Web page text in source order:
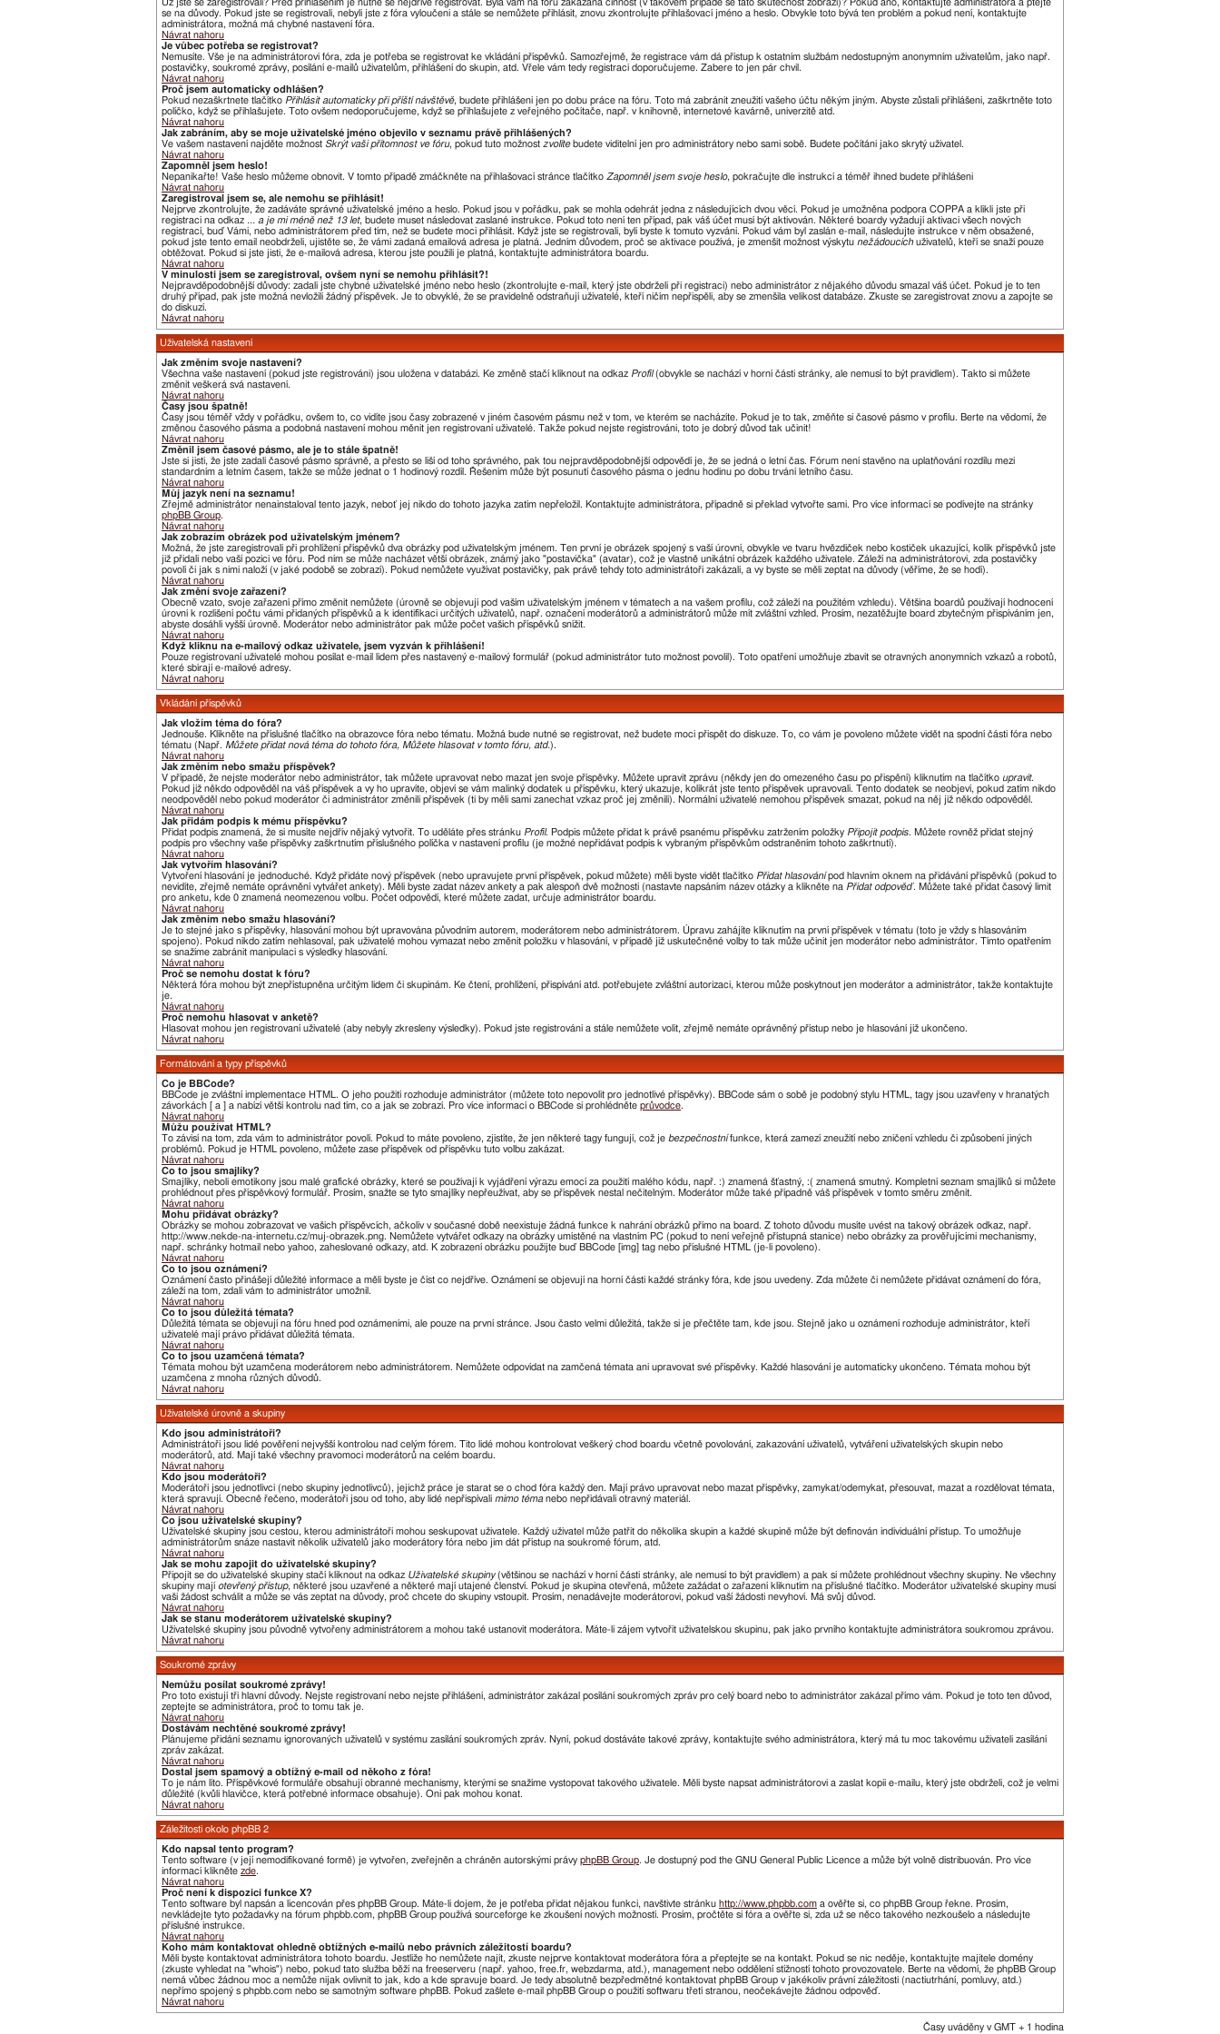
Už jste se zaregistrovali? Před přihlášením je nutné se nejdříve registrovat. Byla vám na fóru zakázána činnost (v takovém případě se tato skutečnost zobrazí)? Pokud ano, kontaktujte administrátora a ptejte
se na důvody. Pokud jste se registrovali, nebyli jste z fóra vyloučeni a stále se nemůžete přihlásit, znovu zkontrolujte přihlašovací jméno a heslo. Obvykle toto bývá ten problém a pokud není, kontaktujte
administrátora, možná má chybné nastavení fóra.
Návrat nahoru
Je vůbec potřeba se registrovat?
Nemusíte. Vše je na administrátorovi fóra, zda je potřeba se registrovat ke vkládání příspěvků. Samozřejmě, že registrace vám dá přístup k ostatním službám nedostupným anonymním uživatelům, jako např.
postavičky, soukromé zprávy, posílání e-mailů uživatelům, přihlášení do skupin, atd. Vřele vám tedy registraci doporučujeme. Zabere to jen pár chvil.
Návrat nahoru
Proč jsem automaticky odhlášen?
Pokud nezaškrtnete tlačítko Přihlásit automaticky při příští návštěvě, budete přihlášeni jen po dobu práce na fóru. Toto má zabránit zneužití vašeho účtu někým jiným. Abyste zůstali přihlášeni, zaškrtněte toto
políčko, když se přihlašujete. Toto ovšem nedoporučujeme, když se přihlašujete z veřejného počítače, např. v knihovně, internetové kavárně, univerzitě atd.
Návrat nahoru
Jak zabráním, aby se moje uživatelské jméno objevilo v seznamu právě přihlášených?
Ve vašem nastavení najděte možnost Skrýt vaši přítomnost ve fóru, pokud tuto možnost zvolítebudete viditelní jen pro administrátory nebo sami sobě. Budete počítáni jako skrytý uživatel.
Návrat nahoru
Zapomněl jsem heslo!
Nepanikařte! Vaše heslo můžeme obnovit. V tomto případě zmáčkněte na přihlašovací stránce tlačítko Zapomněl jsem svoje heslo, pokračujte dle instrukcí a téměř ihned budete přihlášeni
Návrat nahoru
Zaregistroval jsem se, ale nemohu se přihlásit!
Nejprve zkontrolujte, že zadáváte správné uživatelské jméno a heslo. Pokud jsou v pořádku, pak se mohla odehrát jedna z následujících dvou věcí. Pokud je umožněna podpora COPPA a klikli jste při
registraci na odkaz ... a je mi méně než 13 let, budete muset následovat zaslané instrukce. Pokud toto není ten případ, pak váš účet musí být aktivován. Některé boardy vyžadují aktivaci všech nových
registrací, buď Vámi, nebo administrátorem před tím, než se budete moci přihlásit. Když jste se registrovali, byli byste k tomuto vyzváni. Pokud vám byl zaslán e-mail, následujte instrukce v něm obsažené,
pokud jste tento email neobdrželi, ujistěte se, že vámi zadaná emailová adresa je platná. Jedním důvodem, proč se aktivace používá, je zmenšit možnost výskytu nežádoucíchuživatelů, kteří se snaží pouze
obtěžovat. Pokud si jste jisti, že e-mailová adresa, kterou jste použili je platná, kontaktujte administrátora boardu.
Návrat nahoru
V minulosti jsem se zaregistroval, ovšem nyní se nemohu přihlásit?!
Nejpravděpodobnější důvody: zadali jste chybné uživatelské jméno nebo heslo (zkontrolujte e-mail, který jste obdrželi při registraci) nebo administrátor z nějakého důvodu smazal váš účet. Pokud je to ten
druhý případ, pak jste možná nevložili žádný příspěvek. Je to obvyklé, že se pravidelně odstraňují uživatelé, kteří ničím nepřispěli, aby se zmenšila velikost databáze. Zkuste se zaregistrovat znovu a zapojte se
do diskuzí.
Návrat nahoru
Uživatelská nastavení
Jak změním svoje nastavení?
Všechna vaše nastavení (pokud jste registrováni) jsou uložena v databázi. Ke změně stačí kliknout na odkaz Profil(obvykle se nachází v horní části stránky, ale nemusí to být pravidlem). Takto si můžete
změnit veškerá svá nastavení.
Návrat nahoru
Časy jsou špatně!
Časy jsou téměř vždy v pořádku, ovšem to, co vidíte jsou časy zobrazené v jiném časovém pásmu než v tom, ve kterém se nacházíte. Pokud je to tak, změňte si časové pásmo v profilu. Berte na vědomí, že
změnou časového pásma a podobná nastavení mohou měnit jen registrovaní uživatelé. Takže pokud nejste registrováni, toto je dobrý důvod tak učinit!
Návrat nahoru
Změnil jsem časové pásmo, ale je to stále špatně!
Jste si jisti, že jste zadali časové pásmo správně, a přesto se liší od toho správného, pak tou nejpravděpodobnější odpovědí je, že se jedná o letní čas. Fórum není stavěno na uplatňování rozdílu mezi
standardním a letním časem, takže se může jednat o 1 hodinový rozdíl. Řešením může být posunutí časového pásma o jednu hodinu po dobu trvání letního času.
Návrat nahoru
Můj jazyk není na seznamu!
Zřejmě administrátor nenainstaloval tento jazyk, neboť jej nikdo do tohoto jazyka zatím nepřeložil. Kontaktujte administrátora, případně si překlad vytvořte sami. Pro více informací se podívejte na stránky
phpBB Group.
Návrat nahoru
Jak zobrazím obrázek pod uživatelským jménem?
Možná, že jste zaregistrovali při prohlížení příspěvků dva obrázky pod uživatelským jménem. Ten první je obrázek spojený s vaší úrovní, obvykle ve tvaru hvězdiček nebo kostiček ukazující, kolik příspěvků jste
již přidali nebo vaší pozici ve fóru. Pod ním se může nacházet větší obrázek, známý jako "postavička" (avatar), což je vlastně unikátní obrázek každého uživatele. Záleží na administrátorovi, zda postavičky
povolí či jak s nimi naloží (v jaké podobě se zobrazí). Pokud nemůžete využívat postavičky, pak právě tehdy toto administrátoři zakázali, a vy byste se měli zeptat na důvody (věříme, že se hodí).
Návrat nahoru
Jak změní svoje zařazení?
Obecně vzato, svoje zařazení přímo změnit nemůžete (úrovně se objevují pod vaším uživatelským jménem v tématech a na vašem profilu, což záleží na použitém vzhledu). Většina boardů používají hodnocení
úrovní k rozlišení počtu vámi přidaných příspěvků a k identifikaci určitých uživatelů, např. označení moderátorů a administrátorů může mít zvláštní vzhled. Prosím, nezatěžujte board zbytečným přispíváním jen,
abyste dosáhli vyšší úrovně. Moderátor nebo administrátor pak může počet vašich příspěvků snížit.
Návrat nahoru
Když kliknu na e-mailový odkaz uživatele, jsem vyzván k přihlášení!
Pouze registrovaní uživatelé mohou posílat e-mail lidem přes nastavený e-mailový formulář (pokud administrátor tuto možnost povolil). Toto opatření umožňuje zbavit se otravných anonymních vzkazů a robotů,
které sbírají e-mailové adresy.
Návrat nahoru
Vkládání příspěvků
Jak vložím téma do fóra?
Jednouše. Klikněte na příslušné tlačítko na obrazovce fóra nebo tématu. Možná bude nutné se registrovat, než budete moci přispět do diskuze. To, co vám je povoleno můžete vidět na spodní části fóra nebo
tématu (Např. Můžete přidat nová téma do tohoto fóra, Můžete hlasovat v tomto fóru, atd.).
Návrat nahoru
Jak změním nebo smažu příspěvek?
V případě, že nejste moderátor nebo administrátor, tak můžete upravovat nebo mazat jen svoje příspěvky. Můžete upravit zprávu (někdy jen do omezeného času po přispění) kliknutím na tlačítko upravit.
Pokud již někdo odpověděl na váš příspěvek a vy ho upravíte, objeví se vám malinký dodatek u příspěvku, který ukazuje, kolikrát jste tento příspěvek upravovali. Tento dodatek se neobjeví, pokud zatím nikdo
neodpověděl nebo pokud moderátor či administrátor změnili příspěvek (ti by měli sami zanechat vzkaz proč jej změnili). Normální uživatelé nemohou příspěvek smazat, pokud na něj již někdo odpověděl.
Návrat nahoru
Jak přidám podpis k mému příspěvku?
Přidat podpis znamená, že si musíte nejdřív nějaký vytvořit. To uděláte přes stránku Profil. Podpis můžete přidat k právě psanému příspěvku zatržením položky Připojit podpis. Můžete rovněž přidat stejný
podpis pro všechny vaše příspěvky zaškrtnutím příslušného políčka v nastavení profilu (je možné nepřidávat podpis k vybraným příspěvkům odstraněním tohoto zaškrtnutí).
Návrat nahoru
Jak vytvořím hlasování?
Vytvoření hlasování je jednoduché. Když přidáte nový příspěvek (nebo upravujete první příspěvek, pokud můžete) měli byste vidět tlačítko Přidat hlasovánípod hlavním oknem na přidávání příspěvků (pokud to
nevidíte, zřejmě nemáte oprávnění vytvářet ankety). Měli byste zadat název ankety a pak alespoň dvě možnosti (nastavte napsáním název otázky a klikněte na Přidat odpověď. Můžete také přidat časový limit
pro anketu, kde 0 znamená neomezenou volbu. Počet odpovědí, které můžete zadat, určuje administrátor boardu.
Návrat nahoru
Jak změním nebo smažu hlasování?
Je to stejné jako s příspěvky, hlasování mohou být upravována původním autorem, moderátorem nebo administrátorem. Úpravu zahájíte kliknutím na první příspěvek v tématu (toto je vždy s hlasováním
spojeno). Pokud nikdo zatím nehlasoval, pak uživatelé mohou vymazat nebo změnit položku v hlasování, v případě již uskutečněné volby to tak může učinit jen moderátor nebo administrátor. Tímto opatřením
se snažíme zabránit manipulaci s výsledky hlasování.
Návrat nahoru
Proč se nemohu dostat k fóru?
Některá fóra mohou být znepřístupněna určitým lidem či skupinám. Ke čtení, prohlížení, přispívání atd. potřebujete zvláštní autorizaci, kterou může poskytnout jen moderátor a administrátor, takže kontaktujte
je.
Návrat nahoru
Proč nemohu hlasovat v anketě?
Hlasovat mohou jen registrovaní uživatelé (aby nebyly zkresleny výsledky). Pokud jste registrováni a stále nemůžete volit, zřejmě nemáte oprávněný přístup nebo je hlasování již ukončeno.
Návrat nahoru
Formátování a typy příspěvků
Co je BBCode?
BBCode je zvláštní implementace HTML. O jeho použití rozhoduje administrátor (můžete toto nepovolit pro jednotlivé příspěvky). BBCode sám o sobě je podobný stylu HTML, tagy jsou uzavřeny v hranatých
závorkách [ a ] a nabízí větší kontrolu nad tím, co a jak se zobrazí. Pro více informací o BBCode si prohlédněte průvodce.
Návrat nahoru
Můžu používat HTML?
To závisí na tom, zda vám to administrátor povolí. Pokud to máte povoleno, zjistíte, že jen některé tagy fungují, což je bezpečnostnífunkce, která zamezí zneužití nebo zničení vzhledu či způsobení jiných
problémů. Pokud je HTML povoleno, můžete zase příspěvek od příspěvku tuto volbu zakázat.
Návrat nahoru
Co to jsou smajlíky?
Smajlíky, neboli emotikony jsou malé grafické obrázky, které se používají k vyjádření výrazu emocí za použití malého kódu, např. :) znamená šťastný, :( znamená smutný. Kompletní seznam smajlíků si můžete
prohlédnout přes příspěvkový formulář. Prosím, snažte se tyto smajlíky nepřeužívat, aby se příspěvek nestal nečitelným. Moderátor může také případně váš příspěvek v tomto směru změnit.
Návrat nahoru
Mohu přidávat obrázky?
Obrázky se mohou zobrazovat ve vašich příspěvcích, ačkoliv v současné době neexistuje žádná funkce k nahrání obrázků přímo na board. Z tohoto důvodu musíte uvést na takový obrázek odkaz, např.
http://www.nekde-na-internetu.cz/muj-obrazek.png. Nemůžete vytvářet odkazy na obrázky umístěné na vlastním PC (pokud to není veřejně přístupná stanice) nebo obrázky za prověřujícími mechanismy,
např. schránky hotmail nebo yahoo, zaheslované odkazy, atd. K zobrazení obrázku použijte buď BBCode [img] tag nebo příslušné HTML (je-li povoleno).
Návrat nahoru
Co to jsou oznámení?
Oznámení často přinášejí důležité informace a měli byste je číst co nejdříve. Oznámení se objevují na horní části každé stránky fóra, kde jsou uvedeny. Zda můžete či nemůžete přidávat oznámení do fóra,
záleží na tom, zdali vám to administrátor umožnil.
Návrat nahoru
Co to jsou důležitá témata?
Důležitá témata se objevují na fóru hned pod oznámeními, ale pouze na první stránce. Jsou často velmi důležitá, takže si je přečtěte tam, kde jsou. Stejně jako u oznámení rozhoduje administrátor, kteří
uživatelé mají právo přidávat důležitá témata.
Návrat nahoru
Co to jsou uzamčená témata?
Témata mohou být uzamčena moderátorem nebo administrátorem. Nemůžete odpovídat na zamčená témata ani upravovat své příspěvky. Každé hlasování je automaticky ukončeno. Témata mohou být
uzamčena z mnoha různých důvodů.
Návrat nahoru
Uživatelské úrovně a skupiny
Kdo jsou administrátoři?
Administrátoři jsou lidé pověření nejvyšší kontrolou nad celým fórem. Tito lidé mohou kontrolovat veškerý chod boardu včetně povolování, zakazování uživatelů, vytváření uživatelských skupin nebo
moderátorů, atd. Mají také všechny pravomoci moderátorů na celém boardu.
Návrat nahoru
Kdo jsou moderátoři?
Moderátoři jsou jednotlivci (nebo skupiny jednotlivců), jejichž práce je starat se o chod fóra každý den. Mají právo upravovat nebo mazat příspěvky, zamykat/odemykat, přesouvat, mazat a rozdělovat témata,
která spravují. Obecně řečeno, moderátoři jsou od toho, aby lidé nepřispívali mimo témanebo nepřidávali otravný materiál.
Návrat nahoru
Co jsou uživatelské skupiny?
Uživatelské skupiny jsou cestou, kterou administrátoři mohou seskupovat uživatele. Každý uživatel může patřit do několika skupin a každé skupině může být definován individuální přístup. To umožňuje
administrátorům snáze nastavit několik uživatelů jako moderátory fóra nebo jim dát přístup na soukromé fórum, atd.
Návrat nahoru
Jak se mohu zapojit do uživatelské skupiny?
Připojit se do uživatelské skupiny stačí kliknout na odkaz Uživatelské skupiny(většinou se nachází v horní části stránky, ale nemusí to být pravidlem) a pak si můžete prohlédnout všechny skupiny. Ne všechny
skupiny mají otevřený přístup, některé jsou uzavřené a některé mají utajené členství. Pokud je skupina otevřená, můžete zažádat o zařazení kliknutím na příslušné tlačítko. Moderátor uživatelské skupiny musí
vaši žádost schválit a může se vás zeptat na důvody, proč chcete do skupiny vstoupit. Prosím, nenadávejte moderátorovi, pokud vaší žádosti nevyhoví. Má svůj důvod.
Návrat nahoru
Jak se stanu moderátorem uživatelské skupiny?
Uživatelské skupiny jsou původně vytvořeny administrátorem a mohou také ustanovit moderátora. Máte-li zájem vytvořit uživatelskou skupinu, pak jako prvního kontaktujte administrátora soukromou zprávou.
Návrat nahoru
Soukromé zprávy
Nemůžu posílat soukromé zprávy!
Pro toto existují tři hlavní důvody. Nejste registrovaní nebo nejste přihlášení, administrátor zakázal posílání soukromých zpráv pro celý board nebo to administrátor zakázal přímo vám. Pokud je toto ten důvod,
zeptejte se administrátora, proč to tomu tak je.
Návrat nahoru
Dostávám nechtěné soukromé zprávy!
Plánujeme přidání seznamu ignorovaných uživatelů v systému zasílání soukromých zpráv. Nyní, pokud dostáváte takové zprávy, kontaktujte svého administrátora, který má tu moc takovému uživateli zasílání
zpráv zakázat.
Návrat nahoru
Dostal jsem spamový a obtížný e-mail od někoho z fóra!
To je nám líto. Příspěvkové formuláře obsahují obranné mechanismy, kterými se snažíme vystopovat takového uživatele. Měli byste napsat administrátorovi a zaslat kopii e-mailu, který jste obdrželi, což je velmi
důležité (kvůli hlavičce, která potřebné informace obsahuje). Oni pak mohou konat.
Návrat nahoru
Záležitosti okolo phpBB 2
Kdo napsal tento program?
Tento software (v její nemodifikované formě) je vytvořen, zveřejněn a chráněn autorskými právy phpBB Group. Je dostupný pod the GNU General Public Licence a může být volně distribuován. Pro více
informací klikněte zde.
Návrat nahoru
Proč není k dispozici funkce X?
Tento software byl napsán a licencován přes phpBB Group. Máte-li dojem, že je potřeba přidat nějakou funkci, navštivte stránku http://www.phpbb.com a ověřte si, co phpBB Group řekne. Prosím,
nevkládejte tyto požadavky na fórum phpbb.com, phpBB Group používá sourceforge ke zkoušení nových možností. Prosím, pročtěte si fóra a ověřte si, zda už se něco takového nezkoušelo a následujte
příslušné instrukce.
Návrat nahoru
Koho mám kontaktovat ohledně obtížných e-mailů nebo právních záležitostí boardu?
Měli byste kontaktovat administrátora tohoto boardu. Jestliže ho nemůžete najít, zkuste nejprve kontaktovat moderátora fóra a přeptejte se na kontakt. Pokud se nic neděje, kontaktujte majitele domény
(zkuste vyhledat na "whois") nebo, pokud tato služba běží na freeserveru (např. yahoo, free.fr, webzdarma, atd.), management nebo oddělení stížností tohoto provozovatele. Berte na vědomí, že phpBB Group
nemá vůbec žádnou moc a nemůže nijak ovlivnit to jak, kdo a kde spravuje board. Je tedy absolutně bezpředmětné kontaktovat phpBB Group v jakékoliv právní záležitosti (nactiutrhání, pomluvy, atd.)
nepřímo spojený s phpbb.com nebo se samotným software phpBB. Pokud zašlete e-mail phpBB Group o použití softwaru třetí stranou, neočekávejte žádnou odpověď.
Návrat nahoru
Časy uváděny v GMT + 1 hodina